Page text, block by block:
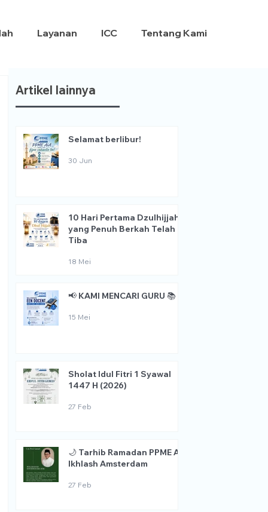
Layanan ICC Tentang Kami
Artikel lainnya
Selamat berlibur!
30 Jun
10 Hari Pertama Dzulhijjah
yang Penuh Berkah Telah
Tiba
18 Mei
📢 KAMI MENCARI GURU 📚
15 Mei
Sholat Idul Fitri 1 Syawal
1447 H (2026)
27 Feb
🌙 Tarhib Ramadan PPME Al
Ikhlash Amsterdam
27 Feb